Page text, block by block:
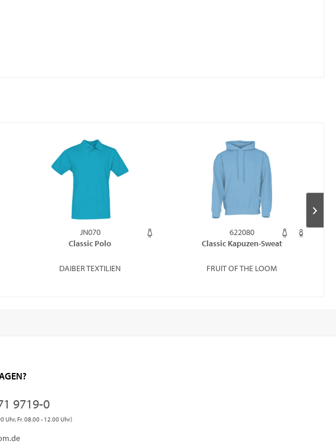
JN070
Classic Polo
DAIBER TEXTILIEN
622080
Classic Kapuzen-Sweat
FRUIT OF THE LOOM
9719-0
Uhr, Fr. 08.00 - 12.00 Uhr)